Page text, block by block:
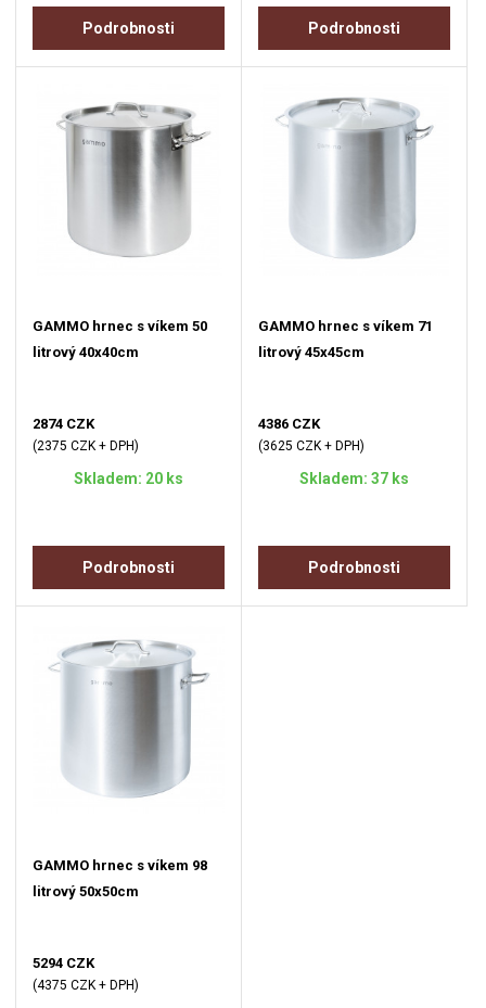
Podrobnosti Podrobnosti
GAMMO hrnec s víkem 50
litrový 40x40cm
2874 CZK
(2375 CZK + DPH)
Skladem: 20 ks
Podrobnosti
GAMMO hrnec s víkem 71
litrový 45x45cm
4386 CZK
(3625 CZK + DPH)
Skladem: 37 ks
Podrobnosti
GAMMO hrnec s víkem 98
litrový 50x50cm
5294 CZK
(4375 CZK + DPH)